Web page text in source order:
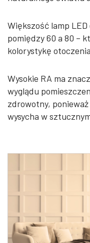
Większość lamp LED
pomiędzy 60 a 80 –
kolorystykę
Wysokie RA ma
wyglądu
zdrowotny,
wysycha w